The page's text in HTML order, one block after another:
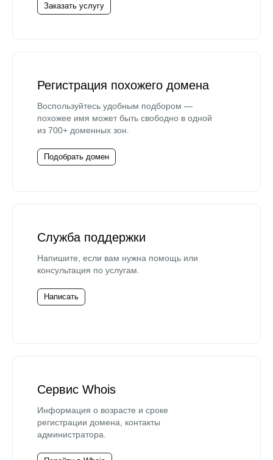
Заказать услугу
Регистрация похожего домена
Воспользуйтесь удобным подбором —
похожее имя может быть свободно в одной
из 700+ доменных зон.
Подобрать домен
Служба поддержки
Напишите, если вам нужна помощь или
консультация по услугам.
Написать
Сервис Whois
Информация о возрасте и сроке
регистрации домена, контакты
администратора.